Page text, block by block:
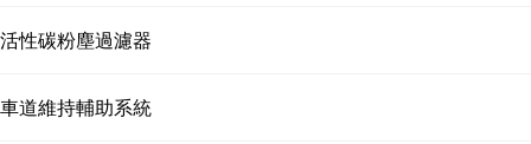
活性碳粉塵過濾器
車道維持輔助系統